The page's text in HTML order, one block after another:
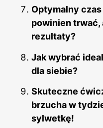
Optymalny czas
powinien trwać,
rezultaty?
Jak wybrać
dla siebie?
Skuteczne
brzucha w
sylwetkę!